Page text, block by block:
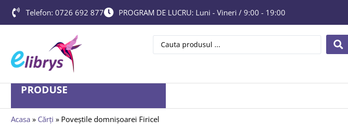
Telefon: 0726 692 877 PROGRAM DE LUCRU: Luni - Vineri / 9:00 - 19:00
PRODUSE
Acasa » Cărți » Poveștile domnișoarei Firicel